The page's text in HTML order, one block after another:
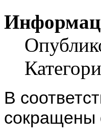
В
сокращены